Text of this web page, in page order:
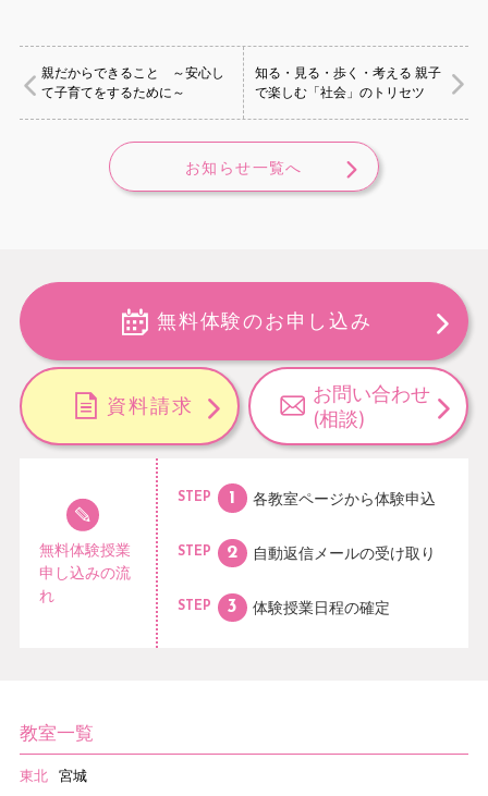
親だからできること ～安心し
て子育てをするために～
知る・見る・歩く・考える 親子
で楽しむ「社会」のトリセツ
お知らせ一覧へ
無料体験のお申し込み
資料請求
お問い合わせ
(相談)
無料体験授業
申し込みの流
れ
STEP 各教室ページから体験申込
STEP 自動返信メールの受け取り
STEP 体験授業日程の確定
教室一覧
東北
宮城